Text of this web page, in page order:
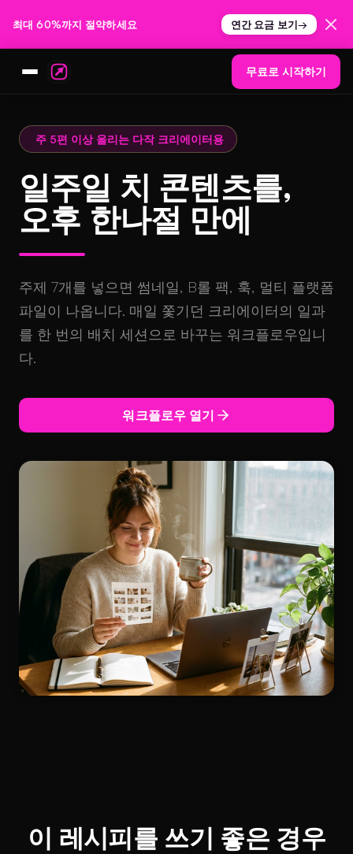
최대 60%까지 절약하세요 연간 요금 보기→
무료로 시작하기
주 5편 이상 올리는 다작 크리에이터용
일주일 치 콘텐츠를,
오후 한나절 만에
주제 7개를 넣으면 썸네일, B롤 팩, 훅, 멀티 플랫폼
파일이 나옵니다. 매일 쫓기던 크리에이터의 일과
를 한 번의 배치 세션으로 바꾸는 워크플로우입니
다.
워크플로우 열기
이 레시피를 쓰기 좋은 경우